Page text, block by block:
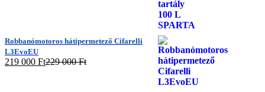
Robbanómotoros hátipermetező Cifarelli
L3EvoEU
219 000 Ft229 000Ft